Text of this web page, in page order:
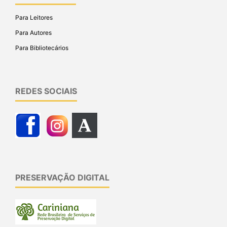
Para Leitores
Para Autores
Para Bibliotecários
REDES SOCIAIS
PRESERVAÇÃO DIGITAL